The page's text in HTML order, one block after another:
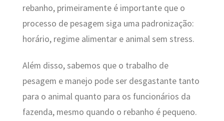
rebanho, primeiramente é importante que o
processo de pesagem siga uma padronização:
horário, regime alimentar e animal sem stress.
Além disso, sabemos que o trabalho de
pesagem e manejo pode ser desgastante tanto
para o animal quanto para os funcionários da
fazenda, mesmo quando o rebanho é pequeno.